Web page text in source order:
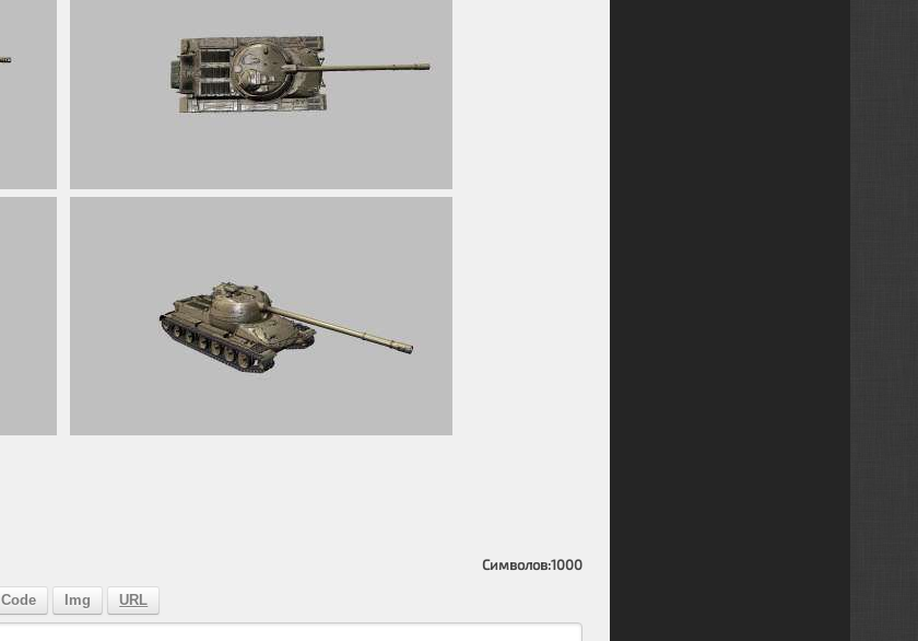
Символов:1000